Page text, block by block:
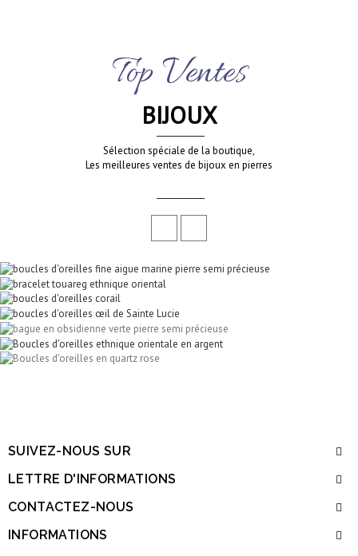
Top Ventes
BIJOUX
Sélection spéciale de la boutique,
Les meilleures ventes de bijoux en pierres
SUIVEZ-NOUS SUR
LETTRE D'INFORMATIONS
CONTACTEZ-NOUS
INFORMATIONS